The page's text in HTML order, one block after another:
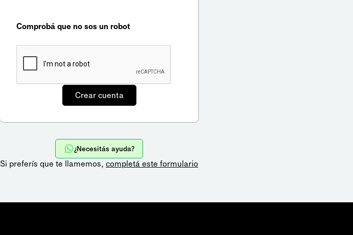
Comprobá que no sos un robot
¿Necesitás ayuda?
Si preferís que te llamemos, completá este formulario